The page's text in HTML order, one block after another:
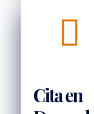
Cita en